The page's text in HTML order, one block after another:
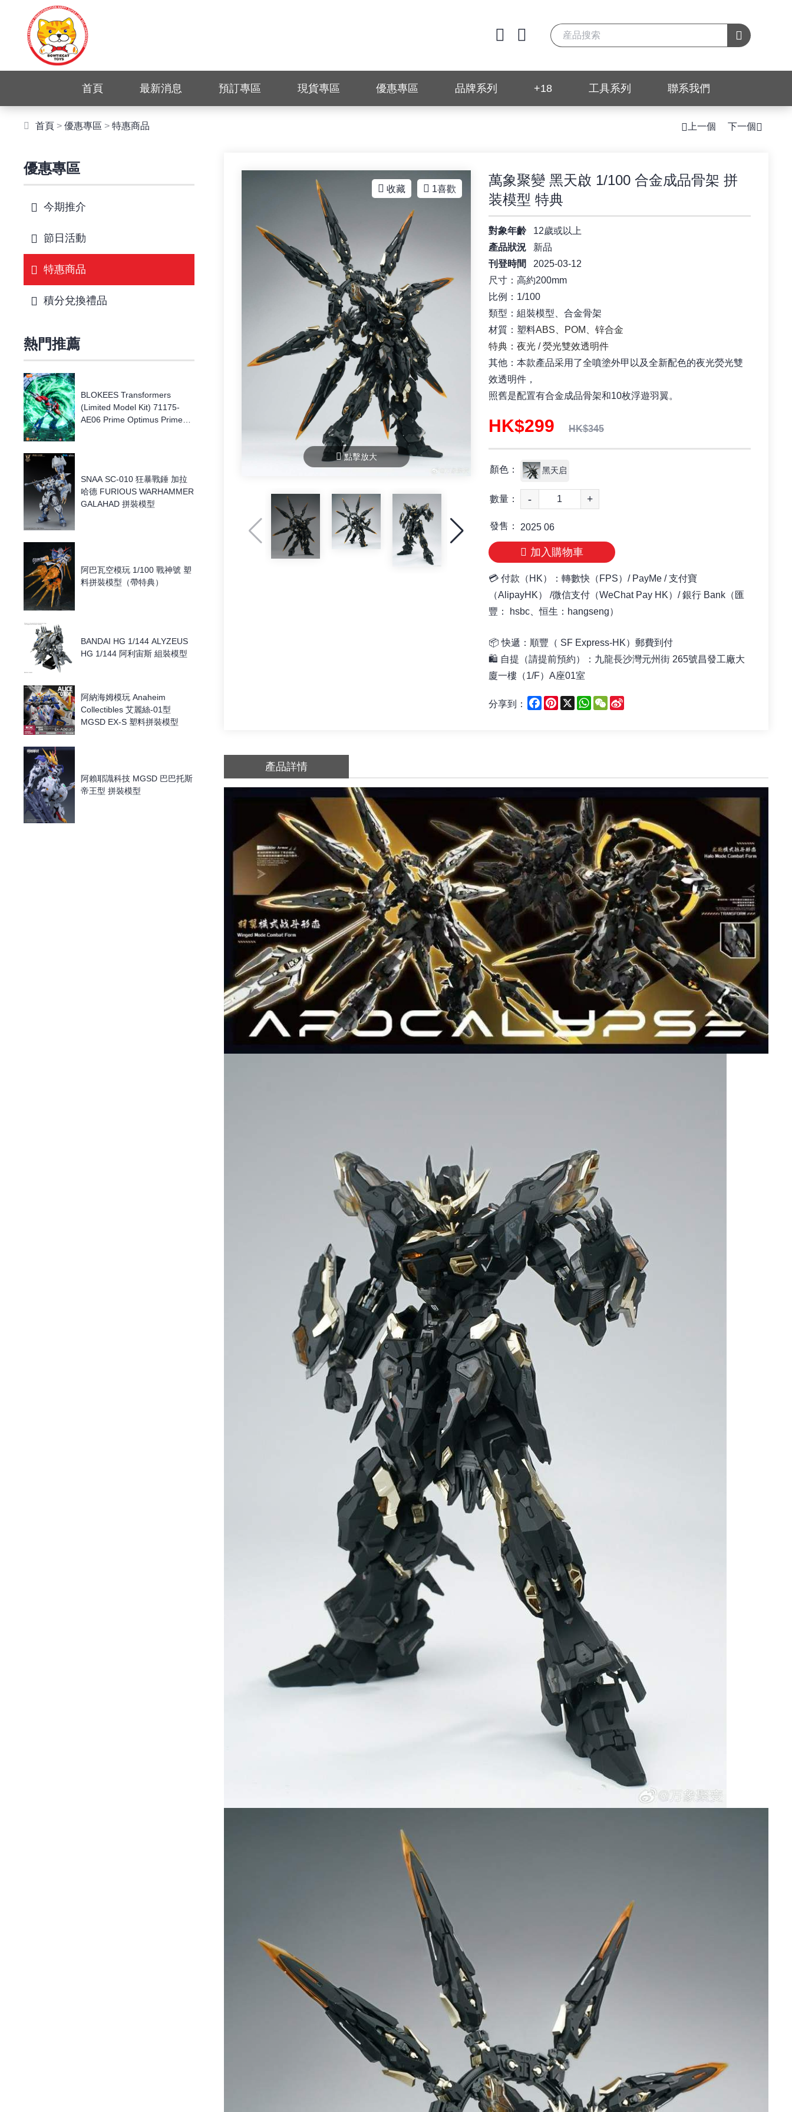
首頁 最新消息 預訂專區 現貨專區 優惠專區 品牌系列 +18 工具系列 聯系我們
首頁 >優惠專區 >特惠商品 上一個 下一個
優惠專區
今期推介
節日活動
特惠商品
積分兌換禮品
熱門推薦
BLOKEES Transformers
(Limited Model Kit) 71175-
AE06 Prime Optimus Prime
SNAA SC-010 狂暴戰錘 加拉
哈德 FURIOUS WARHAMMER
GALAHAD 拼裝模型
阿巴瓦空模玩 1/100 戰神號 塑
料拼裝模型（帶特典）
BANDAI HG 1/144 ALYZEUS
HG 1/144 阿利宙斯 組裝模型
阿納海姆模玩 Anaheim
Collectibles 艾麗絲-01型
MGSD EX-S 塑料拼裝模型
阿賴耶識科技 MGSD 巴巴托斯
帝王型 拼裝模型
收藏 1喜歡
點擊放大
萬象聚變 黑天啟 1/100 合金成品骨架 拼
装模型 特典
對象年齡
12歲或以上
產品狀況
新品
刊登時間
2025-03-12
尺寸：高約200mm
比例：1/100
類型：組裝模型、合金骨架
材質：塑料ABS、POM、锌合金
特典：夜光 / 熒光雙效透明件
其他：本款產品采用了全噴塗外甲以及全新配色的夜光熒光雙
效透明件，
照舊是配置有合金成品骨架和10枚浮遊羽翼。
HK$299 HK$345
顏色： 黑天启
數量： - +
發售： 2025 06
加入購物車
💳 付款（HK）：轉數快（FPS）/ PayMe / 支付寶
（AlipayHK） /微信支付（WeChat Pay HK）/ 銀行 Bank（匯
豐： hsbc、恒生：hangseng）
📦快遞：順豐（ SF Express-HK）郵費到付
🛍️ 自提 （請提前預約） ： 九龍長沙灣元州街 265號昌發工廠大
廈一樓（1/F）A座01室
分享到： Facebook
Pinterest
X WhatsApp
WeChat
Sina
Weibo
產品詳情